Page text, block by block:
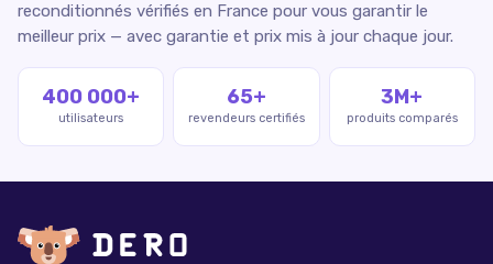
reconditionnés vérifiés en France pour vous garantir le
meilleur prix — avec garantie et prix mis à jour chaque jour.
400 000+
utilisateurs
65+
revendeurs certifiés
3M+
produits comparés